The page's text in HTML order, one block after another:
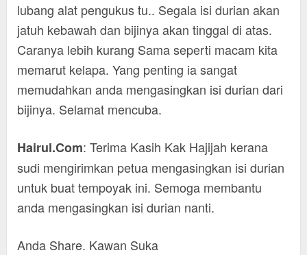
lubang alat pengukus tu.. Segala isi durian akan
jatuh kebawah dan bijinya akan tinggal di atas.
Caranya lebih kurang Sama seperti macam kita
memarut kelapa. Yang penting ia sangat
memudahkan anda mengasingkan isi durian dari
bijinya. Selamat mencuba.
Hairul.Com: Terima Kasih Kak Hajijah kerana
sudi mengirimkan petua mengasingkan isi durian
untuk buat tempoyak ini. Semoga membantu
anda mengasingkan isi durian nanti.
Anda Share. Kawan Suka